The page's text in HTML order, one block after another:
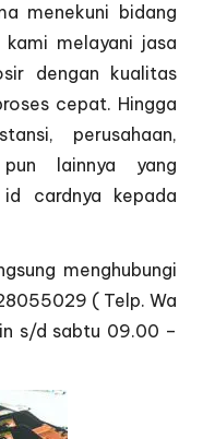
menekuni bidang
melayani jasa
dengan kualitas
cepat. Hingga
perusahaan,
lainnya yang
id cardnya kepada
menghubungi
( Telp. Wa
s/d sabtu 09.00 –